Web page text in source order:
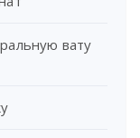
вату